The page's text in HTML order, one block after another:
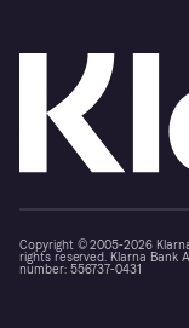
Copyright © 2005-2026
rights reserved. Klarna Bank
number: 556737-0431